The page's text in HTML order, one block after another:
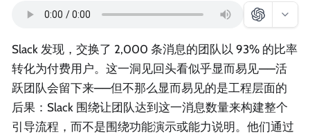
Slack 发现，交换了 2,000 条消息的团队以 93% 的比率
转化为付费用户。这一洞见回头看似乎显而易见——活
跃团队会留下来——但不那么显而易见的是工程层面的
后果：Slack 围绕让团队达到这一消息数量来构建整个
引导流程，而不是围绕功能演示或能力说明。他们通过